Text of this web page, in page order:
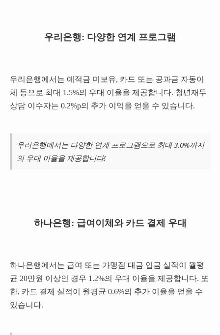
우리은행: 다양한 연계 프로그램
우리은행에서는 예적금 미보유, 카드 또는 공과금 자동이
체 등으로 최대 1.5%의 우대 이율을 제공합니다. 청년재무
상담 이수자는 0.2%p의 추가 이익을 얻을 수 있습니다.
우리은행에서는 다양한 연계 프로그램으로 최대 3.0%까지
의 우대 이율을 제공합니다!
하나은행: 급여이체와 카드 결제 우대
하나은행에서는 급여 또는 가맹점 대금 입금 실적이 월평
균 20만원 이상인 경우 1.2%의 우대 이율을 제공합니다. 또
한, 카드 결제 실적이 월평균 0.6%의 추가 이율을 얻을 수
있습니다.